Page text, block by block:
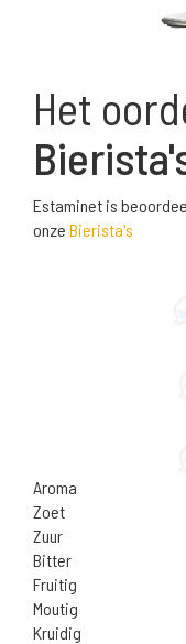
Het
Estaminet is
onze Bierista's
Aroma
Zoet
Zuur
Bitter
Fruitig
Moutig
Kruidig